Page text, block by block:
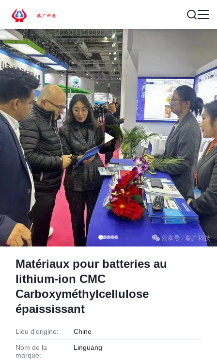
Matériaux pour batteries au
lithium-ion CMC
Carboxyméthylcellulose
épaississant
Lieu d'origine: Chine
Nom de la
marque:
Linguang